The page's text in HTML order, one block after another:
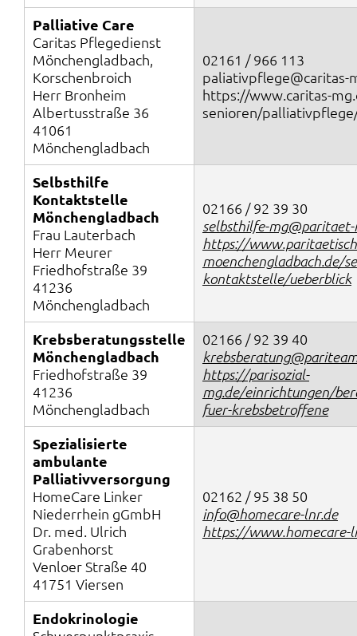
Palliative Care
Caritas Pflegedienst
Mönchengladbach,
Korschenbroich
Herr Bronheim
Albertusstraße 36
41061
Mönchengladbach
02161 / 966 113
paliativpflege@caritas-
https://www.caritas-
senioren/
Selbsthilfe
Kontaktstelle
Mönchengladbach
Frau Lauterbach
Herr Meurer
Friedhofstraße 39
41236
Mönchengladbach
02166 / 92 39 30
selbsthilfe-
https://
moenchengladbach.de/
kontaktstelle/ueberblick
Krebsberatungsstelle
Mönchengladbach
Friedhofstraße 39
41236
Mönchengladbach
02166 / 92 39 40
https://parisozial-
mg.de/einrichtungen/
fuer-krebsbetroffene
Spezialisierte
ambulante
Palliativversorgung
HomeCare Linker
Niederrhein gGmbH
Dr. med. Ulrich
Grabenhorst
Venloer Straße 40
41751 Viersen
02162 / 95 38 50
info@homecare-lnr.de
https://www.homecare-
Endokrinologie